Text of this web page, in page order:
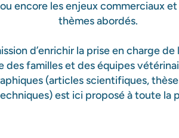
encore les enjeux commerciaux
thèmes abordés.
d’enrichir la prise en charge
des familles et des équipes
(articles scientifiques,
est ici proposé à toute la